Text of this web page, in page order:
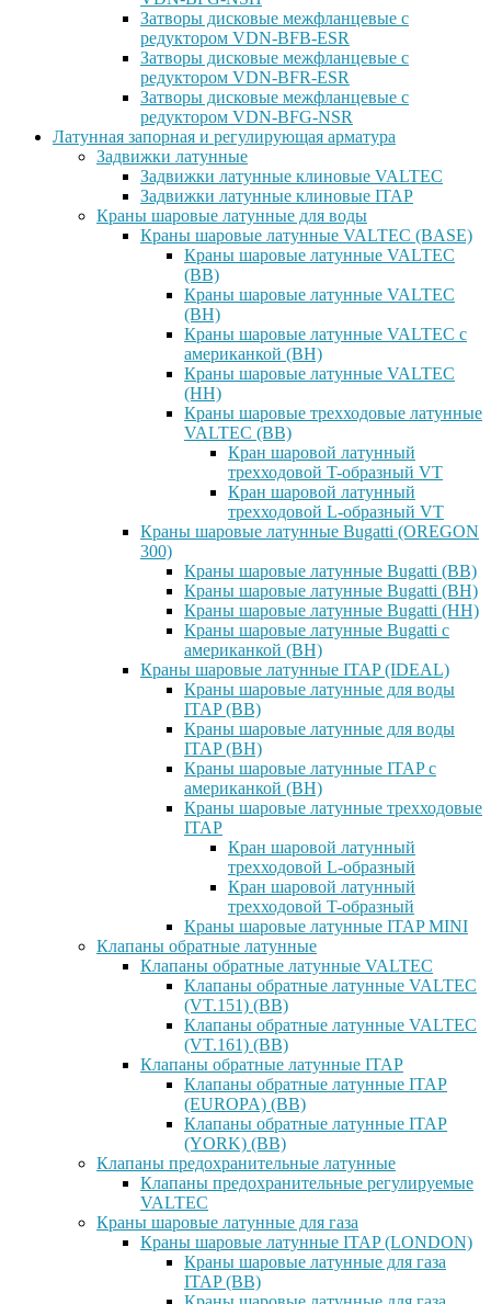
Затворы дисковые межфланцевые с
редуктором VDN-BFB-ESR
Затворы дисковые межфланцевые с
редуктором VDN-BFR-ESR
Затворы дисковые межфланцевые с
редуктором VDN-BFG-NSR
Латунная запорная и регулирующая арматура
Задвижки латунные
Задвижки латунные клиновые VALTEC
Задвижки латунные клиновые ITAP
Краны шаровые латунные для воды
Краны шаровые латунные VALTEC (BASE)
Краны шаровые латунные VALTEC
(ВВ)
Краны шаровые латунные VALTEC
(ВН)
Краны шаровые латунные VALTEC с
американкой (ВН)
Краны шаровые латунные VALTEC
(НН)
Краны шаровые трехходовые латунные
VALTEC (ВВ)
Кран шаровой латунный
трехходовой T-образный VT
Кран шаровой латунный
трехходовой L-образный VT
Краны шаровые латунные Bugatti (OREGON
300)
Краны шаровые латунные Bugatti (ВВ)
Краны шаровые латунные Bugatti (ВН)
Краны шаровые латунные Bugatti (НН)
Краны шаровые латунные Bugatti с
американкой (ВН)
Краны шаровые латунные ITAP (IDEAL)
Краны шаровые латунные для воды
ITAP (ВВ)
Краны шаровые латунные для воды
ITAP (ВН)
Краны шаровые латунные ITAP с
американкой (ВН)
Краны шаровые латунные трехходовые
ITAP
Кран шаровой латунный
трехходовой L-образный
Кран шаровой латунный
трехходовой T-образный
Краны шаровые латунные ITAP MINI
Клапаны обратные латунные
Клапаны обратные латунные VALTEC
Клапаны обратные латунные VALTEC
(VT.151) (ВВ)
Клапаны обратные латунные VALTEC
(VT.161) (ВВ)
Клапаны обратные латунные ITAP
Клапаны обратные латунные ITAP
(EUROPA) (ВВ)
Клапаны обратные латунные ITAP
(YORK) (ВВ)
Клапаны предохранительные латунные
Клапаны предохранительные регулируемые
VALTEC
Краны шаровые латунные для газа
Краны шаровые латунные ITAP (LONDON)
Краны шаровые латунные для газа
ITAP (ВВ)